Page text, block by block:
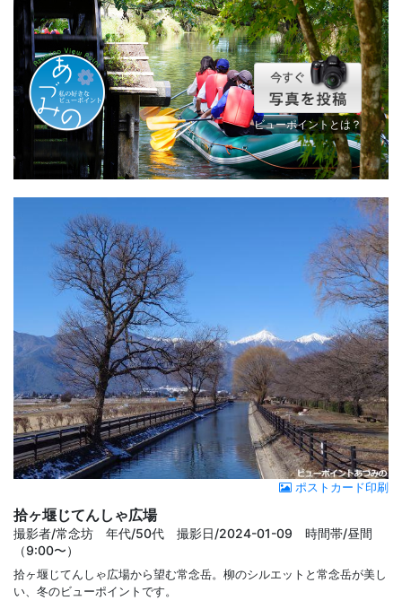
ビューポイントとは？
ポストカード印刷
拾ヶ堰じてんしゃ広場
撮影者/常念坊 年代/50代 撮影日/2024-01-09 時間帯/昼間
（9:00〜）
拾ヶ堰じてんしゃ広場から望む常念岳。柳のシルエットと常念岳が美し
い、冬のビューポイントです。